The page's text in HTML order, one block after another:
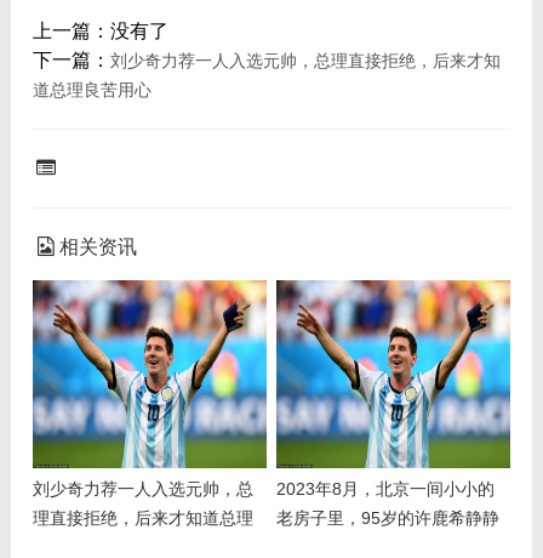
上一篇：没有了
下一篇： 刘少奇力荐一人入选元帅，总理直接拒绝，后来才知
道总理良苦用心
相关资讯
刘少奇力荐一人入选元帅，总
理直接拒绝，后来才知道总理
2023年8月，北京一间小小的
老房子里，95岁的许鹿希静静